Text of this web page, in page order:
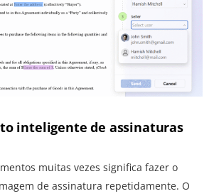
inteligente de assinaturas
muitas vezes significa fazer o
de assinatura repetidamente. O